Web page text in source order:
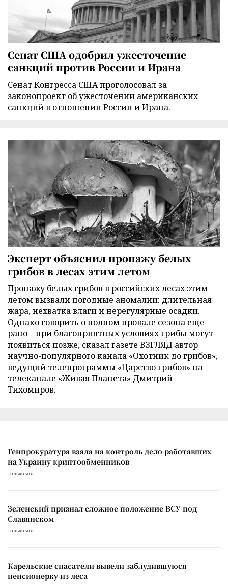
Сенат США одобрил ужесточение
санкций против России и Ирана
Сенат Конгресса США проголосовал за
законопроект об ужесточении американских
санкций в отношении России и Ирана.
Эксперт объяснил пропажу белых
грибов в лесах этим летом
Пропажу белых грибов в российских лесах этим
летом вызвали погодные аномалии: длительная
жара, нехватка влаги и нерегулярные осадки.
Однако говорить о полном провале сезона еще
рано – при благоприятных условиях грибы могут
появиться позже, сказал газете ВЗГЛЯД автор
научно-популярного канала «Охотник до грибов»,
ведущий телепрограммы «Царство грибов» на
телеканале «Живая Планета» Дмитрий
Тихомиров.
Генпрокуратура взяла на контроль дело работавших
на Украину криптообменников
только что
Зеленский признал сложное положение ВСУ под
Славянском
только что
Карельские спасатели вывели заблудившуюся
пенсионерку из леса